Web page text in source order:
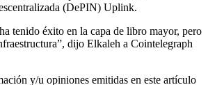
(DePIN) Uplink.
tenido éxito en la capa de libro mayor, pero
dijo Elkaleh a Cointelegraph
y/u opiniones emitidas en este artículo